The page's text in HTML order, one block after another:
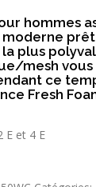
hommes
moderne
plus
mesh vous
ce
Fresh
E et 4 E